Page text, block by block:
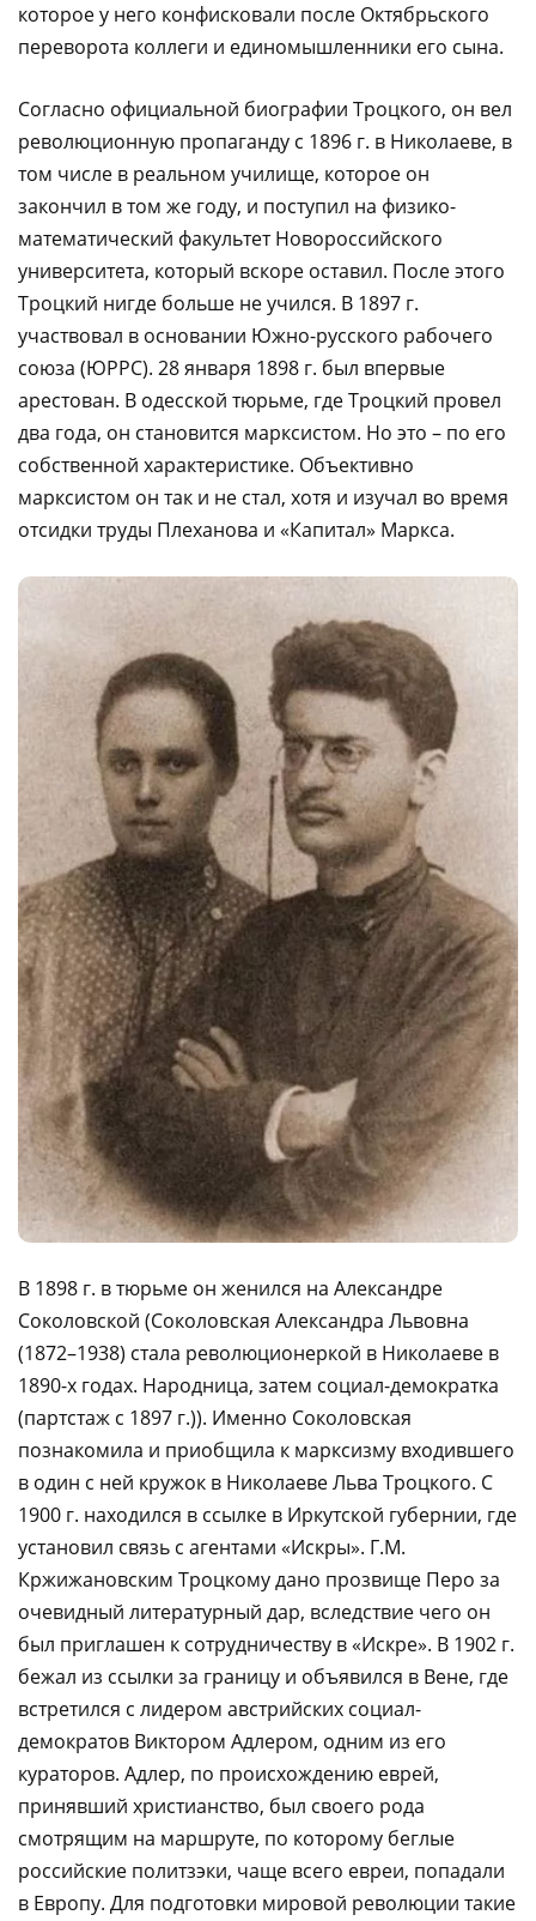
которое у него конфисковали после Октябрьского
переворота коллеги и единомышленники его сына.
Согласно официальной биографии Троцкого, он вел
революционную пропаганду с 1896 г. в Николаеве, в
том числе в реальном училище, которое он
закончил в том же году, и поступил на физико-
математический факультет Новороссийского
университета, который вскоре оставил. После этого
Троцкий нигде больше не учился. В 1897 г.
участвовал в основании Южно-русского рабочего
союза (ЮРРС). 28 января 1898 г. был впервые
арестован. В одесской тюрьме, где Троцкий провел
два года, он становится марксистом. Но это – по его
собственной характеристике. Объективно
марксистом он так и не стал, хотя и изучал во время
отсидки труды Плеханова и «Капитал» Маркса.
В 1898 г. в тюрьме он женился на Александре
Соколовской (Соколовская Александра Львовна
(1872–1938) стала революционеркой в Николаеве в
1890-х годах. Народница, затем социал-демократка
(партстаж с 1897 г.)). Именно Соколовская
познакомила и приобщила к марксизму входившего
в один с ней кружок в Николаеве Льва Троцкого. С
1900 г. находился в ссылке в Иркутской губернии, где
установил связь с агентами «Искры». Г.М.
Кржижановским Троцкому дано прозвище Перо за
очевидный литературный дар, вследствие чего он
был приглашен к сотрудничеству в «Искре». В 1902 г.
бежал из ссылки за границу и объявился в Вене, где
встретился с лидером австрийских социал-
демократов Виктором Адлером, одним из его
кураторов. Адлер, по происхождению еврей,
принявший христианство, был своего рода
смотрящим на маршруте, по которому беглые
российские политзэки, чаще всего евреи, попадали
в Европу. Для подготовки мировой революции такие